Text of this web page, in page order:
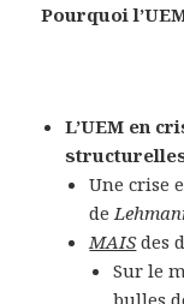
Pourquoi
L’UEM en
Une crise
de
MAISdes
Sur le
bulles